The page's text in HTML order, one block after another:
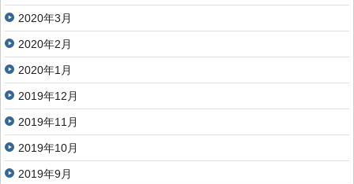
2020年3月
2020年2月
2020年1月
2019年12月
2019年11月
2019年10月
2019年9月